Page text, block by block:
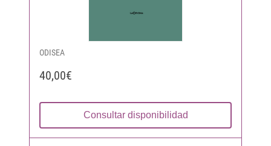
ODISEA
40,00€
Consultar disponibilidad